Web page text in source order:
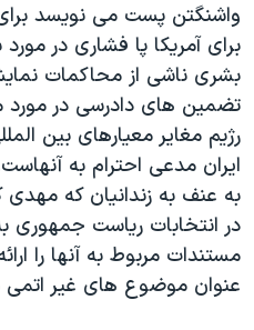
واشنگتن پست می نويسد
برای آمريکا پا فشاری در
بشری ناشی از محاکمات
تضمين های دادرسی در
رژيم مغاير معيارهای بين
ايران مدعی احترام به
به عنف به زندانيان که مهدی
در انتخابات رياست جمهوری
مستندات مربوط به آنها را
عنوان موضوع های غير اتمی